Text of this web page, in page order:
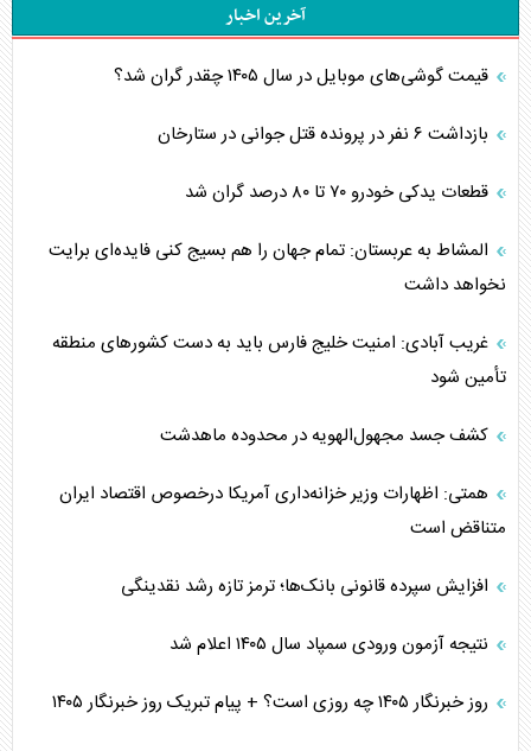
آخرین اخبار
قیمت گوشی‌های موبایل در سال ۱۴۰۵ چقدر گران شد؟
بازداشت ۶ نفر در پرونده قتل جوانی در ستارخان
قطعات یدکی خودرو ۷۰ تا ۸۰ درصد گران شد
المشاط به عربستان: تمام جهان را هم بسیج کنی فایده‌ای برایت
نخواهد داشت
غریب آبادی: امنیت خلیج فارس باید به دست کشورهای منطقه
تأمین شود
کشف جسد مجهول‌الهویه در محدوده ماهدشت
همتی: اظهارات وزیر خزانه‌داری آمریکا درخصوص اقتصاد ایران
متناقض است
افزایش سپرده قانونی بانک‌ها؛ ترمز تازه رشد نقدینگی
نتیجه آزمون ورودی سمپاد سال ۱۴۰۵ اعلام شد
روز خبرنگار ۱۴۰۵ چه روزی است؟ + پیام تبریک روز خبرنگار ۱۴۰۵